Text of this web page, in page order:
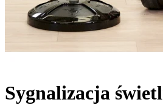
Sygnalizacja